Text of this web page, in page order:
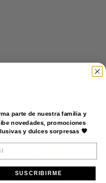
parte de nuestra familia y
novedades, promociones
y dulces sorpresas 🧡
SUSCRIBIRME